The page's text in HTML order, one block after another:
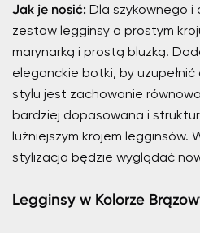
Jak je nosić: Dla szykownego
zestaw legginsy o prostym
marynarką i prostą bluzką.
eleganckie botki, by
stylu jest zachowanie
bardziej dopasowana i
luźniejszym krojem legginsów.
stylizacja będzie wyglądać
Legginsy w Kolorze